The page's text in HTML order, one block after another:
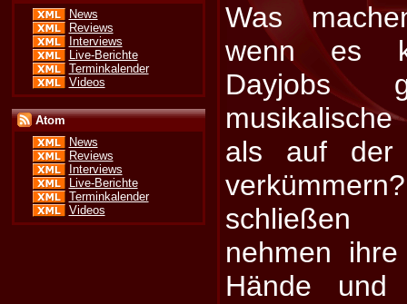
News
Reviews
Interviews
Live-Berichte
Terminkalender
Videos
Atom
News
Reviews
Interviews
Live-Berichte
Terminkalender
Videos
Was
wenn es
Dayjobs
als auf der
schließen
nehmen
Hände